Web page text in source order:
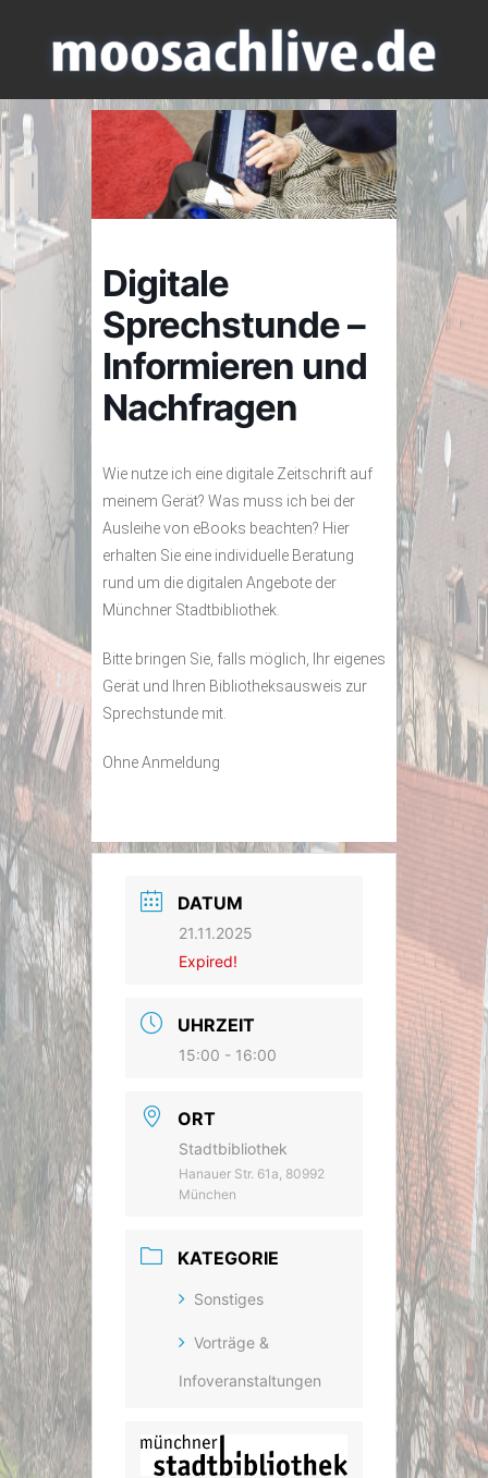
Digitale
Sprechstunde –
Informieren und
Nachfragen
Wie nutze ich eine digitale Zeitschrift auf
meinem Gerät? Was muss ich bei der
Ausleihe von eBooks beachten? Hier
erhalten Sie eine individuelle Beratung
rund um die digitalen Angebote der
Münchner Stadtbibliothek.
Bitte bringen Sie, falls möglich, Ihr eigenes
Gerät und Ihren Bibliotheksausweis zur
Sprechstunde mit.
Ohne Anmeldung
DATUM
21.11.2025
Expired!
UHRZEIT
15:00 - 16:00
ORT
Stadtbibliothek
Hanauer Str. 61a, 80992
München
KATEGORIE
Sonstiges
Vorträge &
Infoveranstaltungen